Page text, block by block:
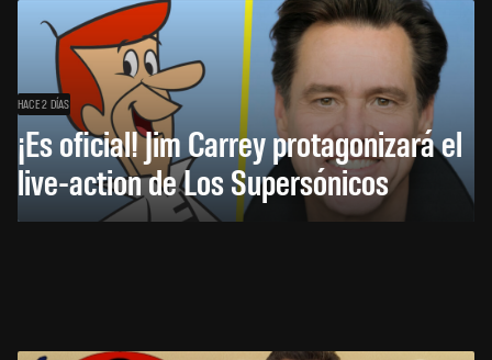
HACE 2 DÍAS
¡Es oficial! Jim Carrey protagonizará el
live-action de Los Supersónicos